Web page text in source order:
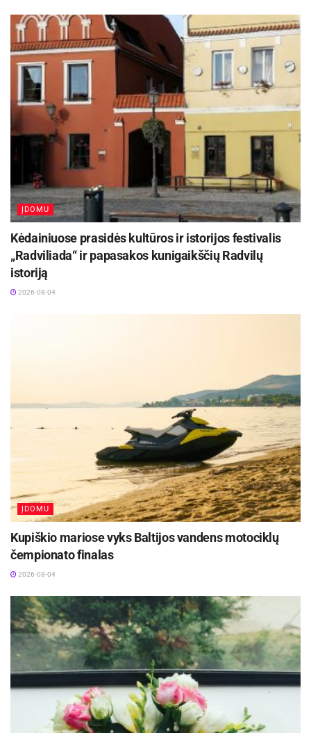
2026-08-04
ĮDOMU
Kėdainiuose prasidės kultūros ir istorijos festivalis
„Radviliada“ ir papasakos kunigaikščių Radvilų
istoriją
2026-08-04
ĮDOMU
Kupiškio mariose vyks Baltijos vandens motociklų
čempionato finalas
2026-08-04